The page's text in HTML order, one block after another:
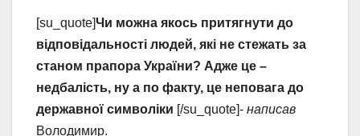
[su_quote]Чи можна якось притягнути до
відповідальності людей, які не стежать за
станом прапора України? Адже це –
недбалість, ну а по факту, це неповага до
державної символіки [/su_quote]- написав
Володимир.